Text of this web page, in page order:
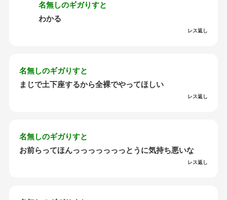
名無しのギガりすと
わかる
レス返し
名無しのギガりすと
まじで土下座するから全裸でやってほしい
レス返し
名無しのギガりすと
お前らってほんっっっっっっっとうに気持ち悪いな
レス返し